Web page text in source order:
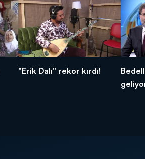
"Erik Dalı" rekor kırdı!